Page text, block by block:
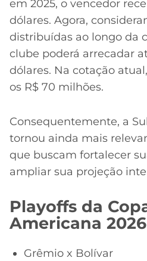
em 2025, o vencedor
dólares. Agora,
distribuídas ao longo da
clube poderá arrecadar
dólares. Na cotação
os R$ 70 milhões.
Consequentemente, a
tornou ainda mais
que buscam fortalecer
ampliar sua projeção
Playoffs da
Americana 2026
Grêmio x Bolívar